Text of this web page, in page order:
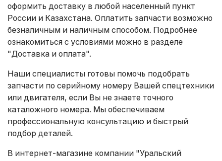
оформить доставку в любой населенный пункт
России и Казахстана. Оплатить запчасти возможно
безналичным и наличным способом. Подробнее
ознакомиться с условиями можно в разделе
"Доставка и оплата".
Наши специалисты готовы помочь подобрать
запчасти по серийному номеру Вашей спецтехники
или двигателя, если Вы не знаете точного
каталожного номера. Мы обеспечиваем
профессиональную консультацию и быстрый
подбор деталей.
В интернет-магазине компании "Уральский